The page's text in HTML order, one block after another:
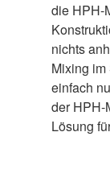
die HPH-
nichts
Mixing
einfach
der HPH-
Lösung